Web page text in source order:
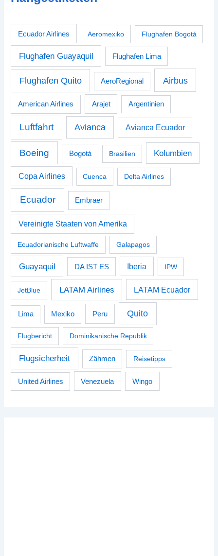
Ecuador Airlines Aeromexiko Flughafen Bogotá
Flughafen Guayaquil Flughafen Lima
Flughafen Quito AeroRegional Airbus
American Airlines Arajet Argentinien
Luftfahrt Avianca Avianca Ecuador
Boeing Bogotá Brasilien Kolumbien
Copa Airlines Cuenca Delta Airlines
Ecuador Embraer
Vereinigte Staaten von Amerika
Ecuadorianische Luftwaffe Galapagos
Guayaquil DA IST ES Iberia IPW
JetBlue LATAM Airlines LATAM Ecuador
Lima Mexiko Peru Quito
Flugbericht Dominikanische Republik
Flugsicherheit Zähmen Reisetipps
United Airlines Venezuela Wingo